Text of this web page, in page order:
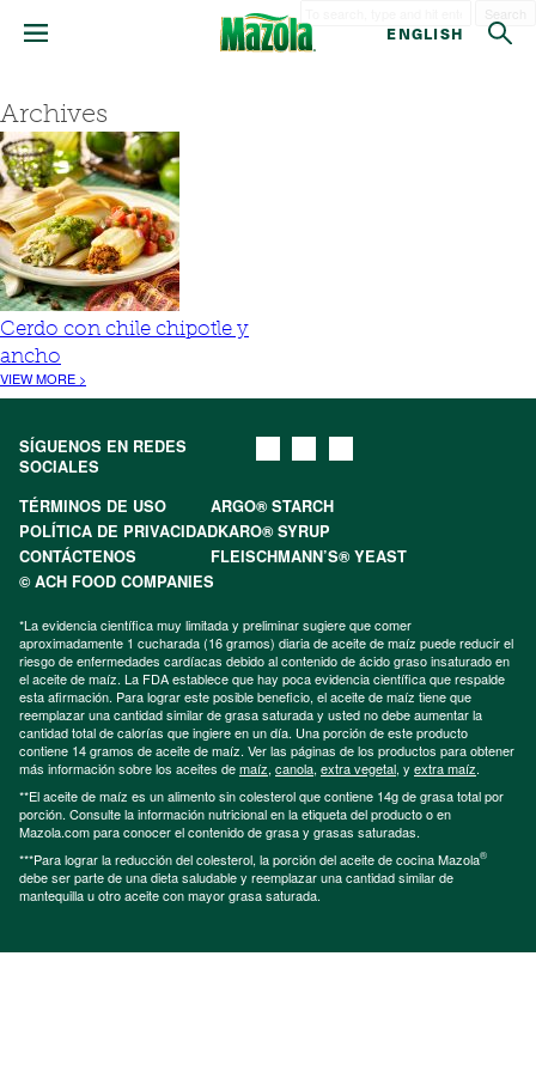
ENGLISH
Archives
Cerdo con chile chipotle y
ancho
VIEW MORE >
SÍGUENOS EN REDES
SOCIALES
TÉRMINOS DE USO
ARGO® STARCH
POLÍTICA DE PRIVACIDADKARO® SYRUP
CONTÁCTENOS
FLEISCHMANN’S® YEAST
© ACH FOOD COMPANIES
*La evidencia científica muy limitada y preliminar sugiere que comer
aproximadamente 1 cucharada (16 gramos) diaria de aceite de maíz puede reducir el
riesgo de enfermedades cardíacas debido al contenido de ácido graso insaturado en
el aceite de maíz. La FDA establece que hay poca evidencia científica que respalde
esta afirmación. Para lograr este posible beneficio, el aceite de maíz tiene que
reemplazar una cantidad similar de grasa saturada y usted no debe aumentar la
cantidad total de calorías que ingiere en un día. Una porción de este producto
contiene 14 gramos de aceite de maíz. Ver las páginas de los productos para obtener
más información sobre los aceites demaíz, canola, extra vegetal, y extra maíz.
**El aceite de maíz es un alimento sin colesterol que contiene 14g de grasa total por
porción. Consulte la información nutricional en la etiqueta del producto o en
Mazola.com para conocer el contenido de grasa y grasas saturadas.
***Para lograr la reducción del colesterol, la porción del aceite de cocina Mazola®
debe ser parte de una dieta saludable y reemplazar una cantidad similar de
mantequilla u otro aceite con mayor grasa saturada.